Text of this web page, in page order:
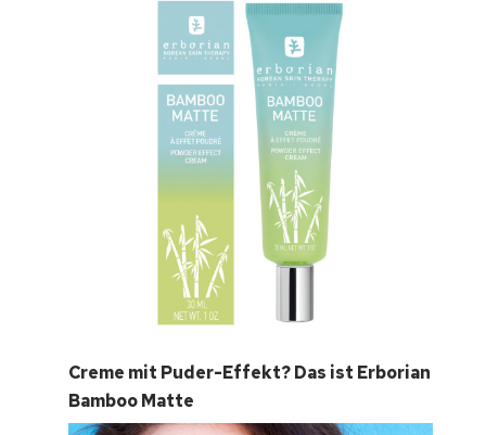
Creme mit Puder-Effekt? Das ist Erborian
Bamboo Matte